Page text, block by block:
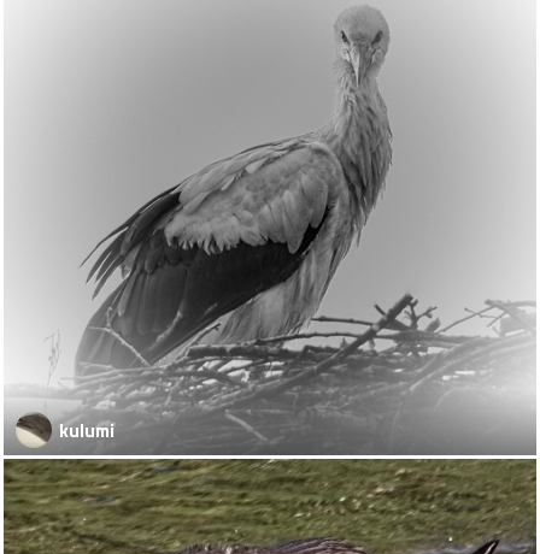
kulumi